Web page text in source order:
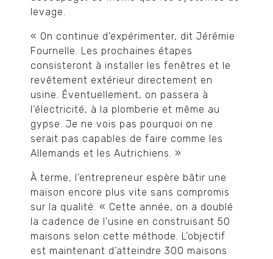
levage.
« On continue d’expérimenter, dit Jérémie
Fournelle. Les prochaines étapes
consisteront à installer les fenêtres et le
revêtement extérieur directement en
usine. Éventuellement, on passera à
l’électricité, à la plomberie et même au
gypse. Je ne vois pas pourquoi on ne
serait pas capables de faire comme les
Allemands et les Autrichiens. »
À terme, l’entrepreneur espère bâtir une
maison encore plus vite sans compromis
sur la qualité. « Cette année, on a doublé
la cadence de l’usine en construisant 50
maisons selon cette méthode. L’objectif
est maintenant d’atteindre 300 maisons